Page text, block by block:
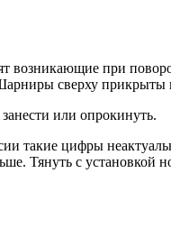
при
сверху прикрыты
или опрокинуть.
такие цифры
Тянуть с